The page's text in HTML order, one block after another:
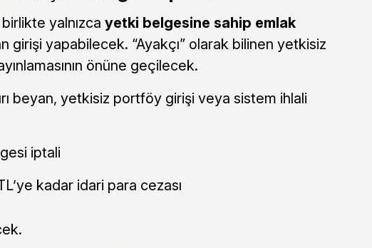
yalnızca yetki belgesine sahip emlak
girişi yapabilecek. “Ayakçı” olarak bilinen yetkisiz
önüne geçilecek.
beyan, yetkisiz portföy girişi veya sistem ihlali
iptali
kadar idari para cezası